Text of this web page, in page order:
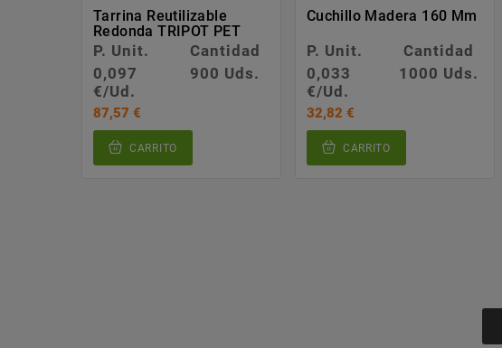
Tarrina Reutilizable
Redonda TRIPOT PET
P. Unit.
Cantidad
0,097
€/Ud.
900 Uds.
87,57 €
CARRITO
Cuchillo Madera 160 Mm
P. Unit.
Cantidad
0,033
€/Ud.
1000 Uds.
32,82 €
CARRITO